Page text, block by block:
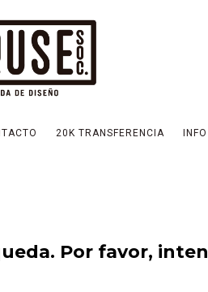
20K TRANSFERENCIA
Por favor,